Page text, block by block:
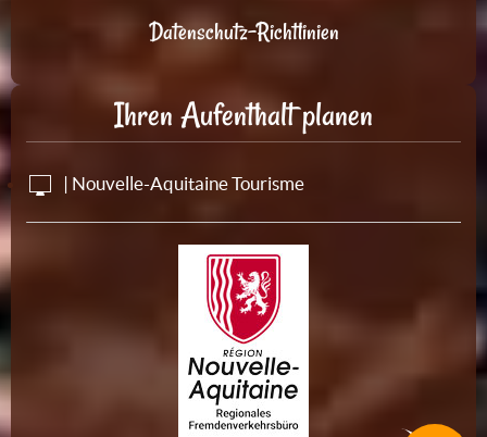
Datenschutz-Richtlinien
Ihren Aufenthalt planen
| Nouvelle-Aquitaine Tourisme